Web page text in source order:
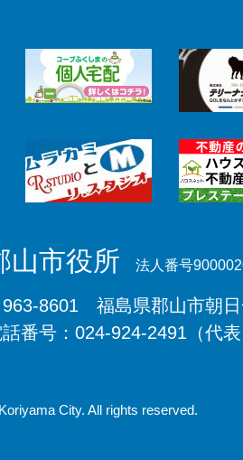
山市役所 法人番号
963-8601 福島県郡山市朝
話番号：024-924-2491（代表
City. All rights reserved.